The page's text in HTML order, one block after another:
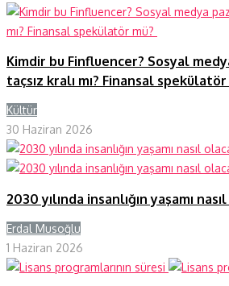
Kimdir bu Finfluencer? Sosyal
taçsız kralı mı? Finansal spekülatör
Kültür
30 Haziran 2026
2030 yılında insanlığın yaşamı
Erdal Musoğlu
1 Haziran 2026